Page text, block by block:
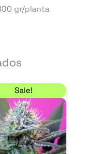
gr/planta
60,00 €.
€.
Sale!Rango de precios:
Este
tiene